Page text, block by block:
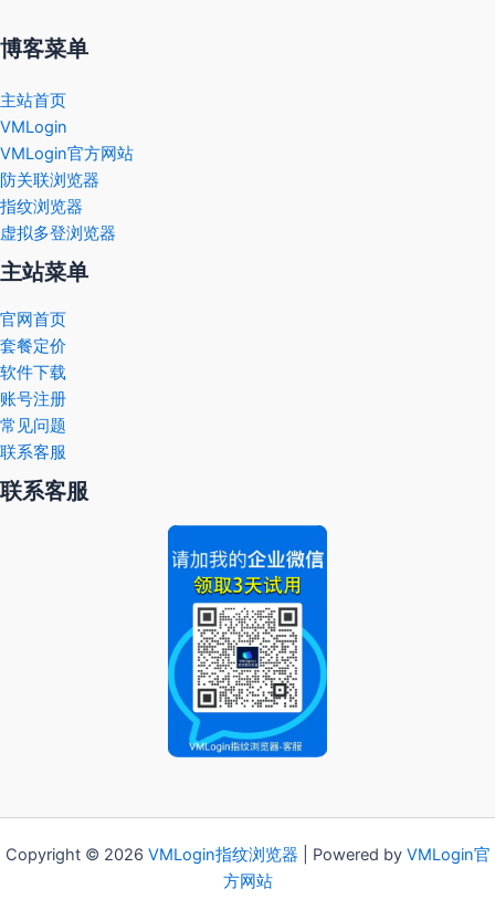
博客菜单
主站首页
VMLogin
VMLogin官方网站
防关联浏览器
指纹浏览器
虚拟多登浏览器
主站菜单
官网首页
套餐定价
软件下载
账号注册
常见问题
联系客服
联系客服
Copyright © 2026 VMLogin指纹浏览器 | Powered by VMLogin官
方网站